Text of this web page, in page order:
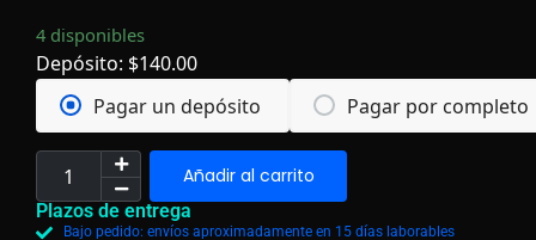
4 disponibles
Depósito: $140.00
Pagar por completo
Pagar un depósito
Añadir al carrito
Plazos de entrega
Bajo pedido: envíos aproximadamente en 15 días laborables